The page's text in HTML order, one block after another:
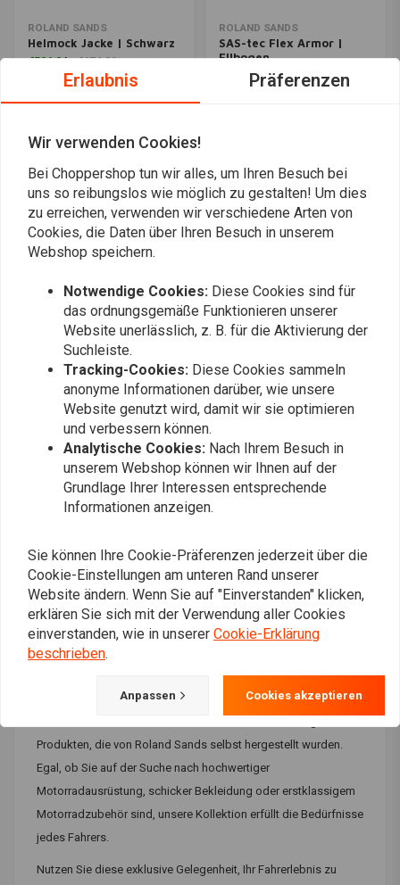
ROLAND SANDS
Helmock Jacke | Schwarz
€506,24 €674,99
ROLAND SANDS
SAS-tec Flex Armor |
Ellbogen
€16,70
ROLAND SANDS
Appian 74 Damen
Reitshirt | Schwarz
ROLAND SANDS
Schwarz
Am meisten angesehen
Rolands Sands Design SALE
Verpassen Sie nicht den Roland Sands Design SALE bei
Choppershop! Entdecken Sie unsere handverlesene Auswahl
an erstklassiger Motorradausrüstung und Zubehör vom
Preisen mit Rabatten von bis zu 40 %!
Produkten, die von Roland Sands selbst hergestellt wurden.
Egal, ob Sie auf der Suche nach hochwertiger
Motorradausrüstung, schicker Bekleidung oder erstklassigem
Motorradzubehör sind, unsere Kollektion erfüllt die Bedürfnisse
jedes Fahrers.
Nutzen Sie diese exklusive Gelegenheit, Ihr Fahrerlebnis zu
Erlaubnis Präferenzen
Wir verwenden Cookies!
Bei Choppershop tun wir alles, um Ihren Besuch bei
uns so reibungslos wie möglich zu gestalten! Um dies
zu erreichen, verwenden wir verschiedene Arten von
Cookies, die Daten über Ihren Besuch in unserem
Webshop speichern.
Notwendige Cookies: Diese Cookies sind für
das ordnungsgemäße Funktionieren unserer
Website unerlässlich, z. B. für die Aktivierung der
Suchleiste.
Tracking-Cookies: Diese Cookies sammeln
anonyme Informationen darüber, wie unsere
Website genutzt wird, damit wir sie optimieren
und verbessern können.
Analytische Cookies: Nach Ihrem Besuch in
unserem Webshop können wir Ihnen auf der
Grundlage Ihrer Interessen entsprechende
Informationen anzeigen.
Sie können Ihre Cookie-Präferenzen jederzeit über die
Cookie-Einstellungen am unteren Rand unserer
Website ändern. Wenn Sie auf "Einverstanden" klicken,
erklären Sie sich mit der Verwendung aller Cookies
einverstanden, wie in unserer Cookie-Erklärung
beschrieben.
Anpassen Cookies akzeptieren